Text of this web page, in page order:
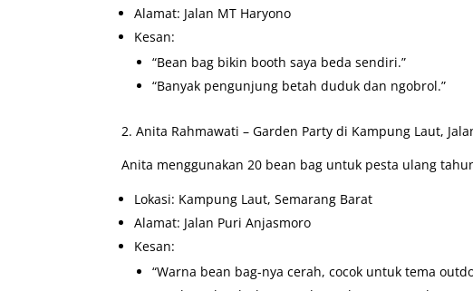
Alamat: Jalan MT Haryono
Kesan:
“Bean bag bikin booth saya beda sendiri.”
“Banyak pengunjung betah duduk dan ngobrol.”
2. Anita Rahmawati – Garden Party di Kampung Laut,
Anita menggunakan 20 bean bag untuk pesta ulang
Lokasi: Kampung Laut, Semarang Barat
Alamat: Jalan Puri Anjasmoro
Kesan:
“Warna bean bag-nya cerah, cocok untuk tema